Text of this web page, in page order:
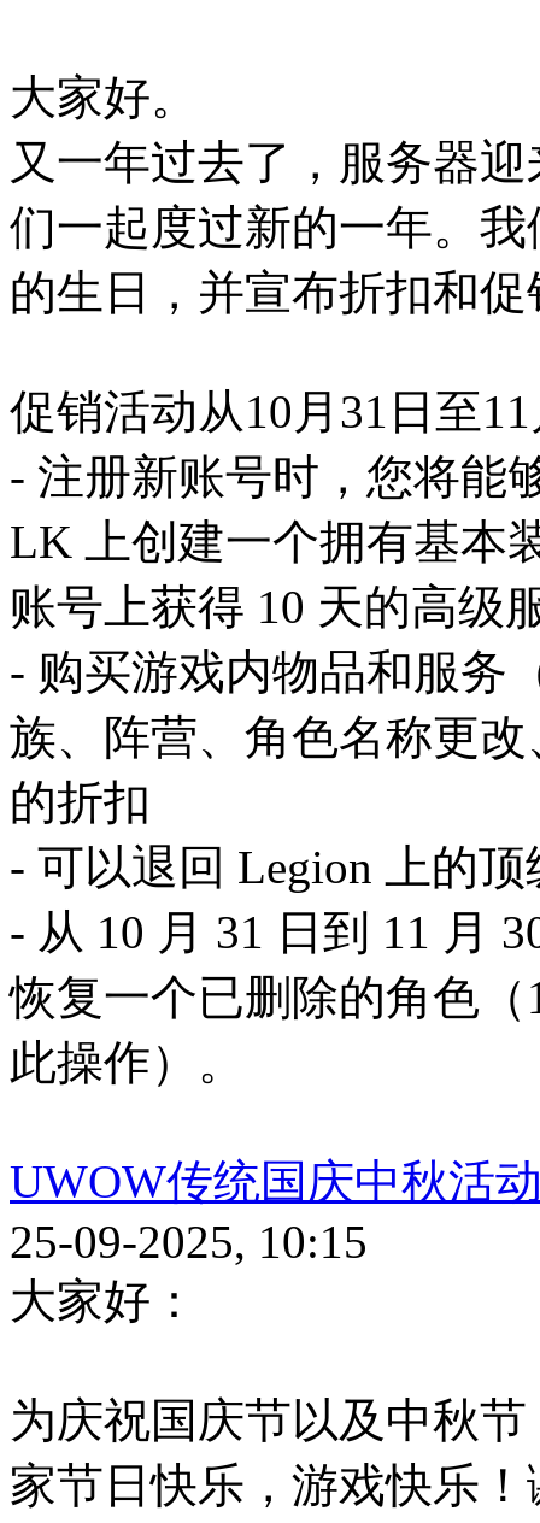
大家好。
又一年过去了，服务器
们一起度过新的一年。
的生日，并宣布折扣和
促销活动从10月31日至
- 注册新账号时，您将能
LK 上创建一个拥有基本
账号上获得 10 天的高级
- 购买游戏内物品和服务
族、阵营、角色名称更
的折扣
- 可以退回 Legion 上的
- 从 10 月 31 日到 11 月
恢复一个已删除的角色
此操作）。
UWOW传统国庆中秋活
25-09-2025, 10:15
大家好：
为庆祝国庆节以及中秋
家节日快乐，游戏快乐！